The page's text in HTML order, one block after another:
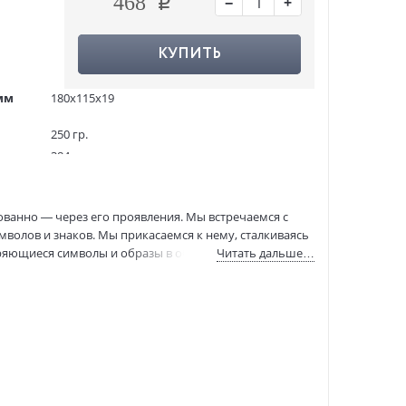
КУПИТЬ
180x115x19
250 гр.
384
ASE000000000869446
978-5-17-153068-6
— через его проявления. Мы встречаемся с
и знаков. Мы прикасаемся к нему, сталкиваясь
символы и образы в обстоятельствах, не
Читать дальше…